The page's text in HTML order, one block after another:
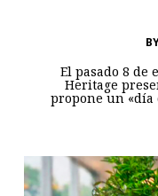
El pasado 8 de
Heritage
propone un «día